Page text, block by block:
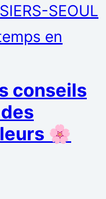
conseils
🌸